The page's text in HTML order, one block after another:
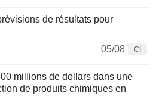
de résultats pour
05/08
CI
millions de dollars dans une
de produits chimiques en